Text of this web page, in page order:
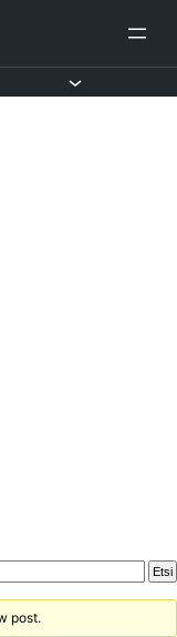
post.